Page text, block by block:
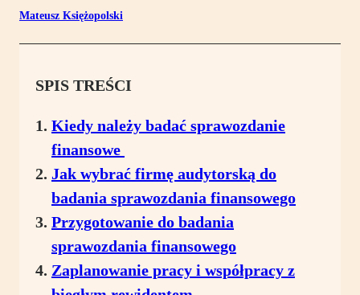
Mateusz Księżopolski
SPIS TREŚCI
Kiedy należy badać sprawozdanie
finansowe
Jak wybrać firmę audytorską do
badania sprawozdania finansowego
Przygotowanie do badania
sprawozdania finansowego
Zaplanowanie pracy i współpracy z